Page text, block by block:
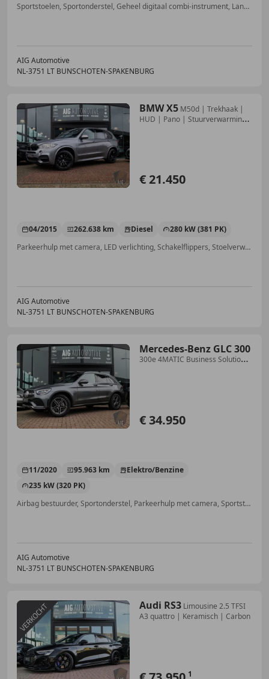
Sportstoelen, Sportonderstel, Geheel digitaal combi-instrument, Lane Departure Warning Systeem, Sfeerverlichting, Stuurwielverwarming, Getinte ramen, Parkeerhulp met camera
AIG Automotive
NL-3751 LT BUNSCHOTEN-SPAKENBURG
BMW X5 M50d | Trekhaak |
HUD | Pano | Stuurverwarming |
€ 21.450
04/2015 262.638 km Diesel
280 kW (381 PK)
Parkeerhulp met camera, LED verlichting, Schakelflippers, Stoelverwarming, Lichtsensor, Elektrisch verstelbare buitenspiegels, Start/Stop-systeem, Sportstoelen
AIG Automotive
NL-3751 LT BUNSCHOTEN-SPAKENBURG
Mercedes-Benz GLC 300
300e 4MATIC Business Solution
€ 34.950
11/2020 95.963 km
Elektro/Benzine
235 kW (320 PK)
Airbag bestuurder, Sportonderstel, Parkeerhulp met camera, Sportstoelen, Digitale radio-ontvangst, Lichtmetalen velgen, Alarm, Vermoeidheidsdetectie
AIG Automotive
NL-3751 LT BUNSCHOTEN-SPAKENBURG
Audi RS3 Limousine 2.5 TFSI
A3 quattro | Keramisch | Carbon
1